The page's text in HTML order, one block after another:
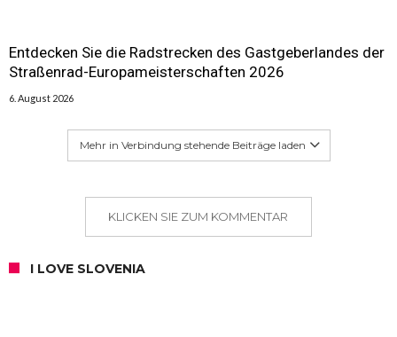
Entdecken Sie die Radstrecken des Gastgeberlandes der
Straßenrad-Europameisterschaften 2026
6. August 2026
Mehr in Verbindung stehende Beiträge laden
KLICKEN SIE ZUM KOMMENTAR
I LOVE SLOVENIA